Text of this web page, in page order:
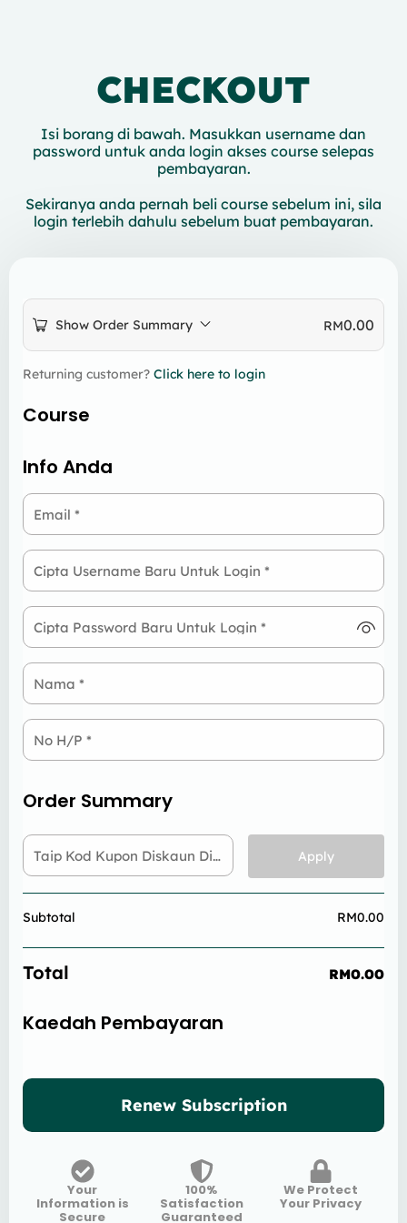
CHECKOUT
Isi borang di bawah. Masukkan username dan
password untuk anda login akses course selepas
pembayaran.
Sekiranya anda pernah beli course sebelum ini, sila
login terlebih dahulu sebelum buat pembayaran.
Show Order Summary RM0.00
Returning customer? Click here to login
Course
Info Anda
Email *
Cipta Username Baru Untuk Login *
Cipta Password Baru Untuk Login *
Nama *
No H/P *
Order Summary
Taip Kod Kupon Diskaun Di Sini Apply
Subtotal RM0.00
Total RM0.00
Kaedah Pembayaran
Renew Subscription
Your
Information is
Secure
100%
Satisfaction
Guaranteed
We Protect
Your Privacy